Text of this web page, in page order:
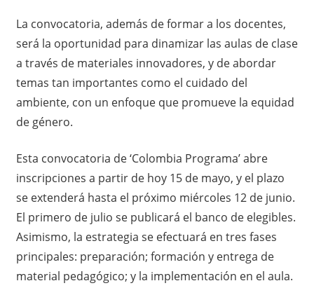
La convocatoria, además de formar a los docentes,
será la oportunidad para dinamizar las aulas de clase
a través de materiales innovadores, y de abordar
temas tan importantes como el cuidado del
ambiente, con un enfoque que promueve la equidad
de género.
Esta convocatoria de ‘Colombia Programa’ abre
inscripciones a partir de hoy 15 de mayo, y el plazo
se extenderá hasta el próximo miércoles 12 de junio.
El primero de julio se publicará el banco de elegibles.
Asimismo, la estrategia se efectuará en tres fases
principales: preparación; formación y entrega de
material pedagógico; y la implementación en el aula.